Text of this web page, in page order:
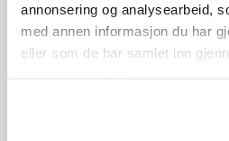
annonsering og analysearbeid,
med annen informasjon du har
eller som de har samlet inn
Temperaturområde -40...180
Kapslingsgrad iht.
IP 20